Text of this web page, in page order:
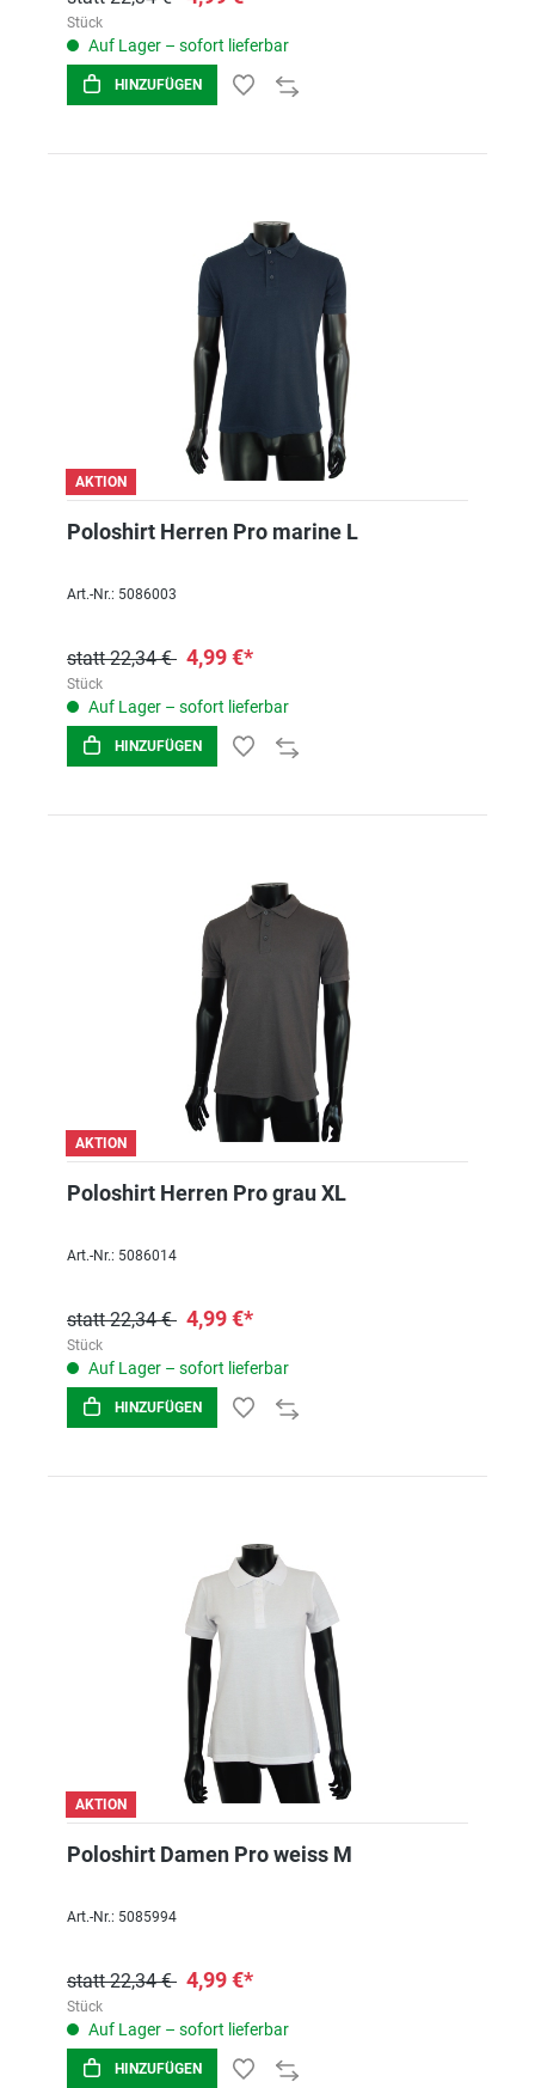
Stück
Auf Lager – sofort lieferbar
HINZUFÜGEN
AKTION
Poloshirt Herren Pro marine L
Art.-Nr.: 5086003
statt 22,34 € 4,99 €*
Stück
Auf Lager – sofort lieferbar
HINZUFÜGEN
AKTION
Poloshirt Herren Pro grau XL
Art.-Nr.: 5086014
statt 22,34 € 4,99 €*
Stück
Auf Lager – sofort lieferbar
HINZUFÜGEN
AKTION
Poloshirt Damen Pro weiss M
Art.-Nr.: 5085994
statt 22,34 € 4,99 €*
Stück
Auf Lager – sofort lieferbar
HINZUFÜGEN